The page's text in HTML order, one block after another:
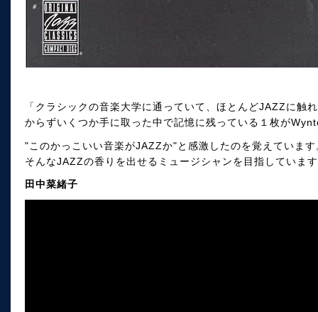
「クラシックの音楽大学に通っていて、ほとんどJAZZに触
からずいくつか手に取った中で記憶に残っている１枚が
"このかっこいい音楽がJAZZか"と感激したのを覚えています
そんなJAZZの香りを出せるミュージシャンを目指していま
田中菜緒子